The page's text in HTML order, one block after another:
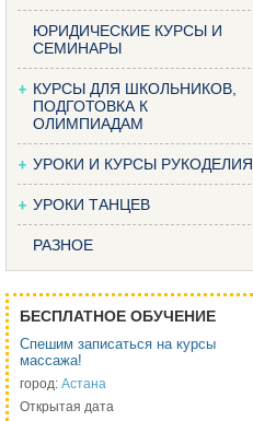
ЮРИДИЧЕСКИЕ КУРСЫ И
СЕМИНАРЫ
КУРСЫ ДЛЯ ШКОЛЬНИКОВ,
ПОДГОТОВКА К
ОЛИМПИАДАМ
УРОКИ И КУРСЫ РУКОДЕЛИЯ
УРОКИ ТАНЦЕВ
РАЗНОЕ
БЕСПЛАТНОЕ ОБУЧЕНИЕ
Спешим записаться на курсы
массажа!
город: Астана
Открытая дата